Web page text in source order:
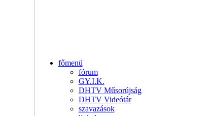
főmenü
fórum
GY.I.K.
DHTV Műsorújság
DHTV Videótár
szavazások